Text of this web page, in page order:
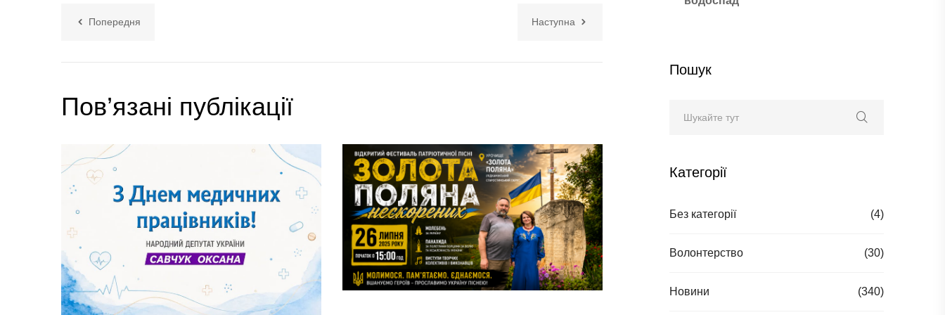
Пошук
Категорії
Без категорії (4)
Волонтерство (30)
Новини (340)
Попередня Наступна
Пов’язані публікації